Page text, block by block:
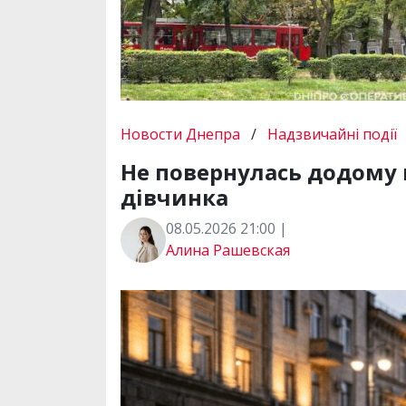
Новости Днепра / Надзвичайні події
Не повернулась додому
дівчинка
08.05.2026 21:00 |
Алина Рашевская